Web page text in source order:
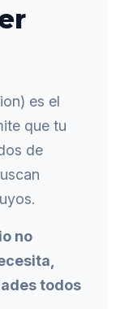
es el
que tu
de
no
todos